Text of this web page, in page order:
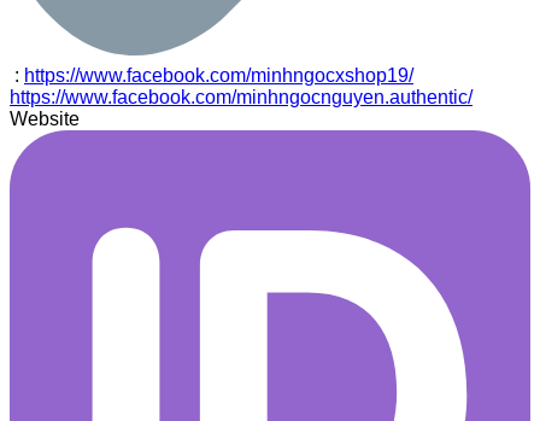
: https://www.facebook.com/minhngocxshop19/
https://www.facebook.com/minhngocnguyen.authentic/
Website